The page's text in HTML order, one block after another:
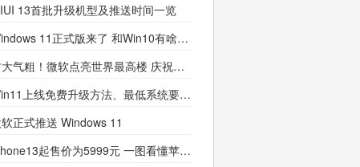
13首批升级机型及推送时间一览
Windows 11正式版来了 和Win10有啥区别？值得升吗？
财大气粗！微软点亮世界最高楼 庆祝Win11发布
Win11上线免费升级方法、最低系统要求公布
正式推送 Windows 11
iPhone13起售价为5999元 一图看懂苹果发布会